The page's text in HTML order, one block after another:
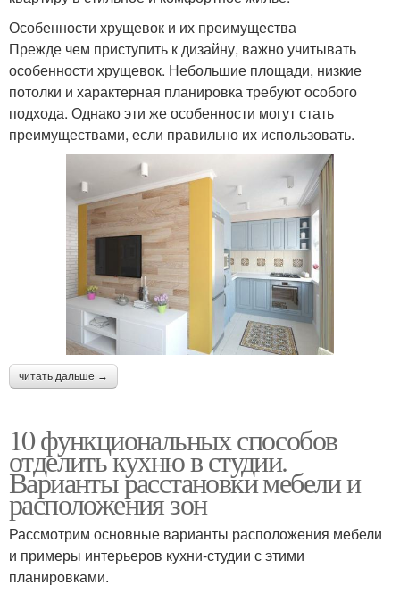
Особенности хрущевок и их преимущества
Прежде чем приступить к дизайну, важно учитывать
особенности хрущевок. Небольшие площади, низкие
потолки и характерная планировка требуют особого
подхода. Однако эти же особенности могут стать
преимуществами, если правильно их использовать.
читать дальше →
10 функциональных способов
отделить кухню в студии.
Варианты расстановки мебели и
расположения зон
Рассмотрим основные варианты расположения мебели
и примеры интерьеров кухни-студии с этими
планировками.